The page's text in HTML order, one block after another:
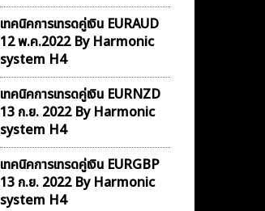
เทคนิคการเทรดคู่เงิน EURAUD
12 พ.ค.2022 By Harmonic
system H4
เทคนิคการเทรดคู่เงิน EURNZD
13 ก.ย. 2022 By Harmonic
system H4
เทคนิคการเทรดคู่เงิน EURGBP
13 ก.ย. 2022 By Harmonic
system H4